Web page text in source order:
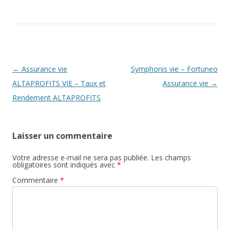
Navigation
des
articles
← Assurance vie
ALTAPROFITS VIE – Taux et
Rendement ALTAPROFITS
Symphonis vie – Fortuneo
Assurance vie →
Laisser un commentaire
Votre adresse e-mail ne sera pas publiée. Les champs
obligatoires sont indiqués avec *
Commentaire *